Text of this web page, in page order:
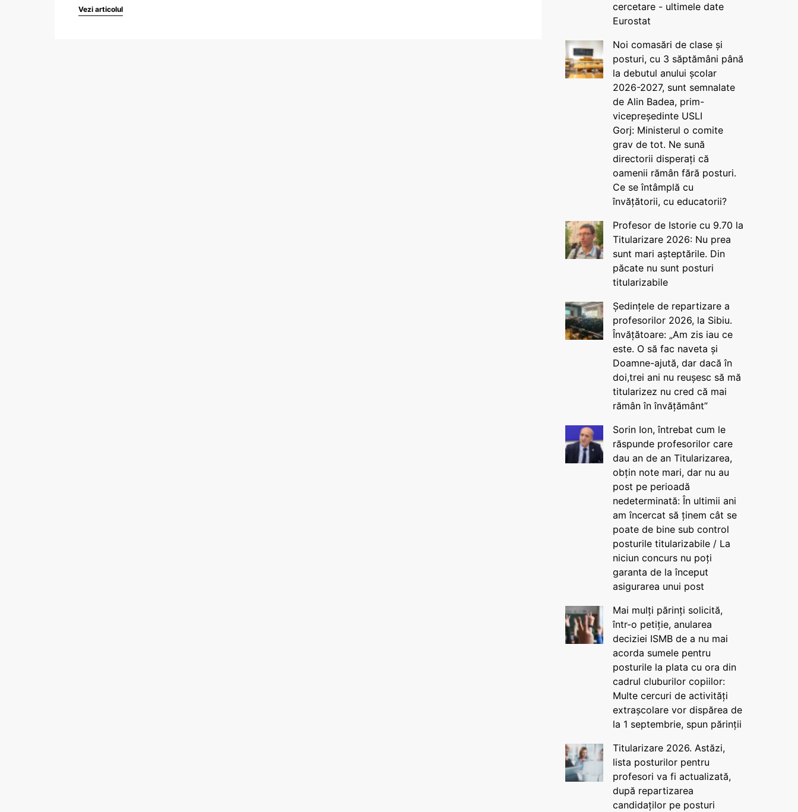
Vezi articolul
cercetare - ultimele date
Eurostat
Noi comasări de clase și
posturi, cu 3 săptămâni până
la debutul anului școlar
2026-2027, sunt semnalate
de Alin Badea, prim-
vicepreședinte USLI
Gorj: Ministerul o comite
grav de tot. Ne sună
directorii disperați că
oamenii rămân fără posturi.
Ce se întâmplă cu
învățătorii, cu educatorii?
Profesor de Istorie cu 9.70 la
Titularizare 2026: Nu prea
sunt mari așteptările. Din
păcate nu sunt posturi
titularizabile
Ședințele de repartizare a
profesorilor 2026, la Sibiu.
Învățătoare: „Am zis iau ce
este. O să fac naveta și
Doamne-ajută, dar dacă în
doi,trei ani nu reușesc să mă
titularizez nu cred că mai
rămân în învățământ”
Sorin Ion, întrebat cum le
răspunde profesorilor care
dau an de an Titularizarea,
obțin note mari, dar nu au
post pe perioadă
nedeterminată: În ultimii ani
am încercat să ținem cât se
poate de bine sub control
posturile titularizabile / La
niciun concurs nu poți
garanta de la început
asigurarea unui post
Mai mulți părinți solicită,
într-o petiție, anularea
deciziei ISMB de a nu mai
acorda sumele pentru
posturile la plata cu ora din
cadrul cluburilor copiilor:
Multe cercuri de activități
extrașcolare vor dispărea de
la 1 septembrie, spun părinții
Titularizare 2026. Astăzi,
lista posturilor pentru
profesori va fi actualizată,
după repartizarea
candidaților pe posturi